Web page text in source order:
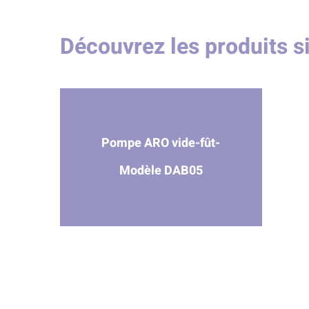
Découvrez les produits
Pompe ARO vide-fût-
Modèle DAB05